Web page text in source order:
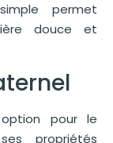
permet
douce et
pour le
propriétés